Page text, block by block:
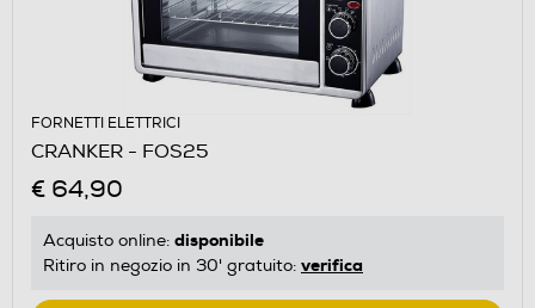
FORNETTI ELETTRICI
CRANKER - FOS25
€ 64,90
Acquisto online: disponibile
Ritiro in negozio in 30' gratuito: verifica